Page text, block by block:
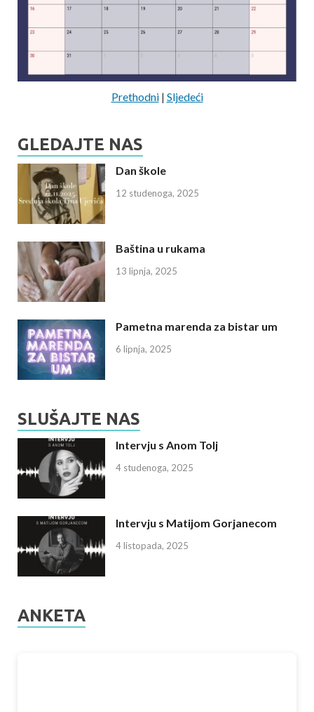
Prethodni| Sljedeći
GLEDAJTE NAS
Dan škole
12 studenoga, 2025
Baština u rukama
13 lipnja, 2025
Pametna marenda za bistar um
6 lipnja, 2025
SLUŠAJTE NAS
Intervju s Anom Tolj
4 studenoga, 2025
Intervju s Matijom Gorjanecom
4 listopada, 2025
ANKETA